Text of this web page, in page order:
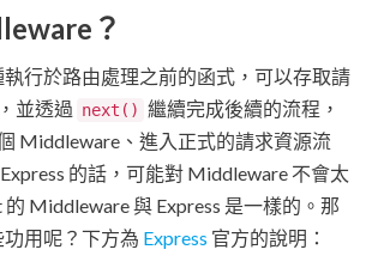
？
行於路由處理之前的函式，可以存取請
並透過 next() 繼續完成後續的流程，
Middleware、進入正式的請求資源流
的話，可能對 Middleware 不會太
Middleware 與 Express 是一樣的。那
用呢？下方為 Express 官方的說明：